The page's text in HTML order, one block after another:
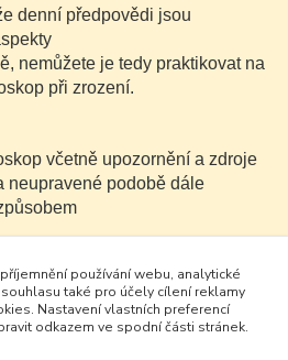
denní předpovědi jsou
nemůžete je tedy praktikovat na
při zrození.
včetně upozornění a zdroje
neupravené podobě dále
používání webu, analytické
také pro účely cílení reklamy
Nastavení vlastních preferencí
odkazem ve spodní části stránek.